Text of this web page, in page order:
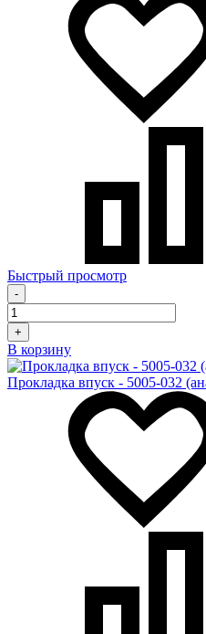
Быстрый просмотр
-
+
В корзину
Прокладка впуск - 5005-032